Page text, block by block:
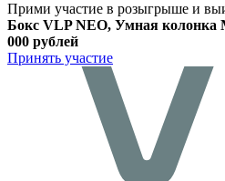
Прими участие в розыгрыше и
Бокс VLP NEO, Умная колонка
000 рублей
Принять участие